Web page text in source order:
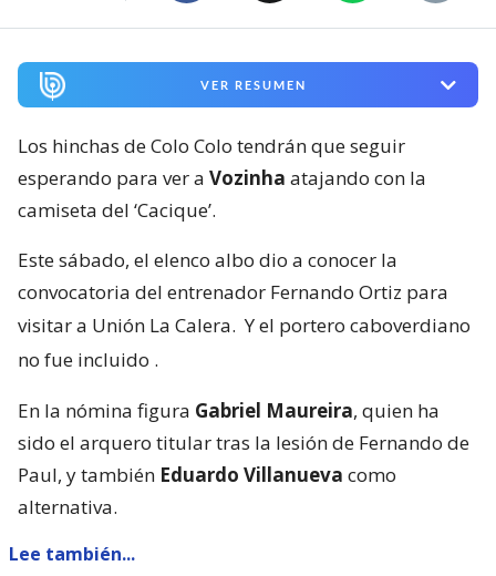
VER RESUMEN
Los hinchas de Colo Colo tendrán que seguir
esperando para ver a Vozinha atajando con la
camiseta del ‘Cacique’.
Este sábado, el elenco albo dio a conocer la
convocatoria del entrenador Fernando Ortiz para
visitar a Unión La Calera. Y el portero caboverdiano
no fue incluido .
En la nómina figura Gabriel Maureira, quien ha
sido el arquero titular tras la lesión de Fernando de
Paul, y también Eduardo Villanueva como
alternativa.
Lee también...